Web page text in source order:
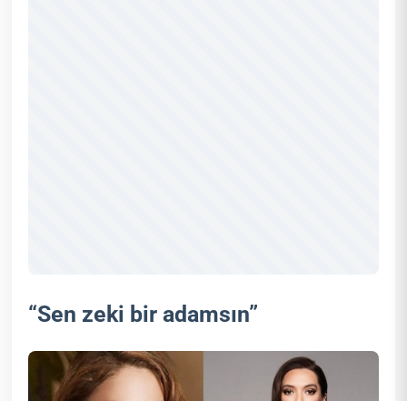
“Sen zeki bir adamsın”